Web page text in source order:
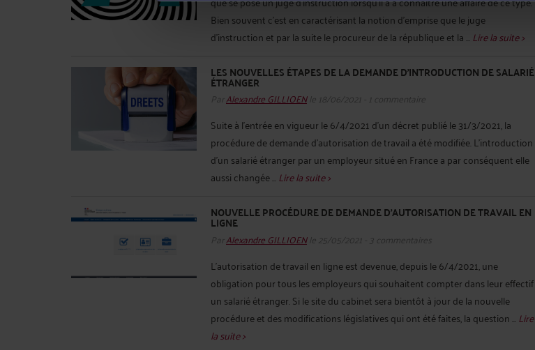
Bien souvent c’est en caractérisant la notion d’emprise que le juge
d’instruction et par la suite le procureur de la république et la ... Lire la suite >
LES NOUVELLES ÉTAPES DE LA DEMANDE D'INTRODUCTION DE SALARIÉ
ÉTRANGER
ParAlexandre GILLIOENle 18/06/2021 - 1 commentaire
Suite à l’entrée en vigueur le 6/4/2021 d’un décret publié le 31/3/2021, la
procédure de demande d’autorisation de travail a été modifiée. L’introduction
d’un salarié étranger par un employeur situé en France a par conséquent elle
aussi changée ...Lire la suite >
NOUVELLE PROCÉDURE DE DEMANDE D'AUTORISATION DE TRAVAIL EN
LIGNE
ParAlexandre GILLIOENle 25/05/2021 - 3 commentaires
L’autorisation de travail en ligne est devenue, depuis le 6/4/2021, une
obligation pour tous les employeurs qui souhaitent compter dans leur effectif
un salarié étranger. Si le site du cabinet sera bientôt à jour de la nouvelle
procédure et des modifications législatives qui ont été faites, la question ...Lire
la suite >